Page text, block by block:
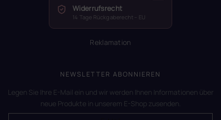
Widerrufsrecht
14 Tage Rückgaberecht – EU
Reklamation
NEWSLETTER ABONNIEREN
Legen Sie Ihre E-Mail ein und wir werden Ihnen Informationen über
neue Produkte in unserem E-Shop zusenden.